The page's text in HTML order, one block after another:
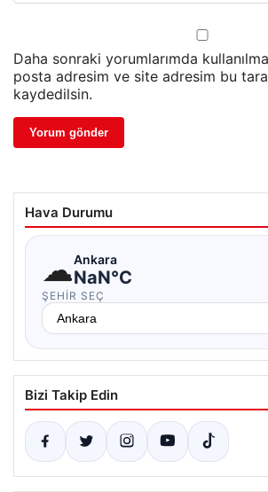
Daha sonraki yorumlarımda
posta adresim ve site adresim bu
kaydedilsin.
Hava Durumu
☁Ankara
NaN°C
ŞEHIR SEÇ
Bizi Takip Edin